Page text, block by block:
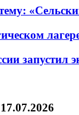
запустил
17.07.2026